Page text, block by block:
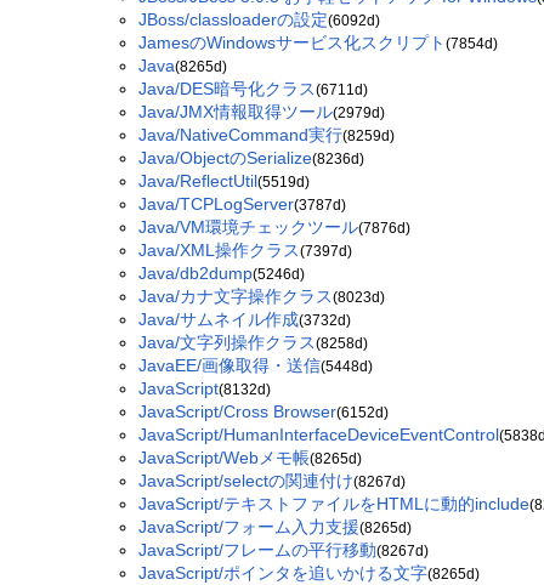
JBoss/classloaderの設定(6092d)
JamesのWindowsサービス化スクリプト(7854d)
Java(8265d)
Java/DES暗号化クラス(6711d)
Java/JMX情報取得ツール(2979d)
Java/NativeCommand実行(8259d)
Java/ObjectのSerialize(8236d)
Java/ReflectUtil(5519d)
Java/TCPLogServer(3787d)
Java/VM環境チェックツール(7876d)
Java/XML操作クラス(7397d)
Java/db2dump(5246d)
Java/カナ文字操作クラス(8023d)
Java/サムネイル作成(3732d)
Java/文字列操作クラス(8258d)
JavaEE/画像取得・送信(5448d)
JavaScript(8132d)
JavaScript/Cross Browser(6152d)
JavaScript/HumanInterfaceDeviceEventControl
JavaScript/Webメモ帳(8265d)
JavaScript/selectの関連付け(8267d)
JavaScript/テキストファイルをHTMLに動的include
JavaScript/フォーム入力支援(8265d)
JavaScript/フレームの平行移動(8267d)
JavaScript/ポインタを追いかける文字(8265d)